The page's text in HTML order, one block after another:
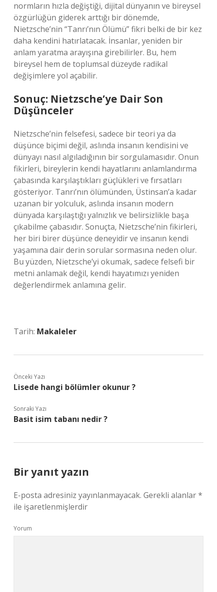
normların hızla değiştiği, dijital dünyanın ve bireysel
özgürlüğün giderek arttığı bir dönemde,
Nietzsche’nin “Tanrı’nın Ölümü” fikri belki de bir kez
daha kendini hatırlatacak. İnsanlar, yeniden bir
anlam yaratma arayışına girebilirler. Bu, hem
bireysel hem de toplumsal düzeyde radikal
değişimlere yol açabilir.
Sonuç: Nietzsche’ye Dair Son
Düşünceler
Nietzsche’nin felsefesi, sadece bir teori ya da
düşünce biçimi değil, aslında insanın kendisini ve
dünyayı nasıl algıladığının bir sorgulamasıdır. Onun
fikirleri, bireylerin kendi hayatlarını anlamlandırma
çabasında karşılaştıkları güçlükleri ve fırsatları
gösteriyor. Tanrı’nın ölümünden, Üstinsan’a kadar
uzanan bir yolculuk, aslında insanın modern
dünyada karşılaştığı yalnızlık ve belirsizlikle başa
çıkabilme çabasıdır. Sonuçta, Nietzsche’nin fikirleri,
her biri birer düşünce deneyidir ve insanın kendi
yaşamına dair derin sorular sormasına neden olur.
Bu yüzden, Nietzsche’yi okumak, sadece felsefi bir
metni anlamak değil, kendi hayatımızı yeniden
değerlendirmek anlamına gelir.
Tarih: Makaleler
Önceki Yazı
Lisede hangi bölümler okunur ?
Sonraki Yazı
Basit isim tabanı nedir ?
Bir yanıt yazın
E-posta adresiniz yayınlanmayacak. Gerekli alanlar*
ile işaretlenmişlerdir
Yorum